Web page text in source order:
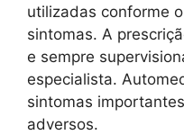
utilizadas conforme
sintomas. A
e sempre
especialista.
sintomas
adversos.